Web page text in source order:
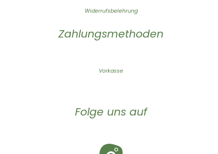
Widerrufsbelehrung
Zahlungsmethoden
Vorkasse
Folge uns auf